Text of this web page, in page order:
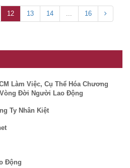
12 13 14 ... 16
Làm Việc, Cụ Thể Hóa Chương
Đời Người Lao Động
Ty Nhân Kiệt
Động